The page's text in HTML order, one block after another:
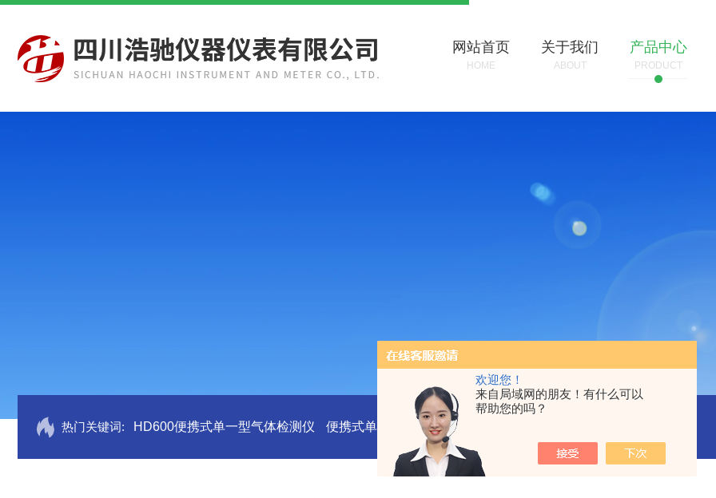
欢迎您！
来自局域网的朋友！有什么可以
帮助您的吗？
网站首页
HOME
关于我们
ABOUT
产品中心
PRODUCT
热门关键词: HD600便携式单一型气体检测仪 便携式单一气体检测仪